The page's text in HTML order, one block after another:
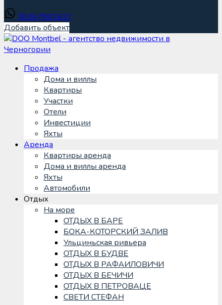
38267802627
Добавить объект
Продажа
Дома и виллы
Квартиры
Участки
Отели
Инвестиции
Яхты
Аренда
Квартиры аренда
Дома и виллы аренда
Яхты
Автомобили
Отдых
На море
ОТДЫХ В БАРЕ
БОКА-КОТОРСКИЙ ЗАЛИВ
Ульциньская ривьера
ОТДЫХ В БУДВЕ
ОТДЫХ В РАФАИЛОВИЧИ
ОТДЫХ В БЕЧИЧИ
ОТДЫХ В ПЕТРОВАЦЕ
СВЕТИ СТЕФАН